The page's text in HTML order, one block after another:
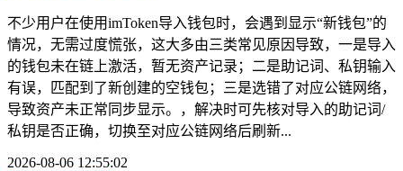
不少用户在使用imToken导入钱包时，会遇到显示“新钱包”的
情况，无需过度慌张，这大多由三类常见原因导致，一是导入
的钱包未在链上激活，暂无资产记录；二是助记词、私钥输入
有误，匹配到了新创建的空钱包；三是选错了对应公链网络，
导致资产未正常同步显示。，解决时可先核对导入的助记词/
私钥是否正确，切换至对应公链网络后刷新...
2026-08-06 12:55:02